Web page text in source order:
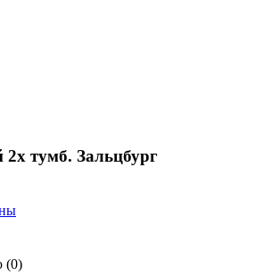
тумб. Зальцбург
(0)